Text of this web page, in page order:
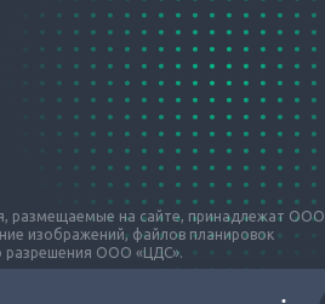
размещаемые на сайте, принадлежат ООО
изображений, файлов планировок
разрешения ООО «ЦДС».